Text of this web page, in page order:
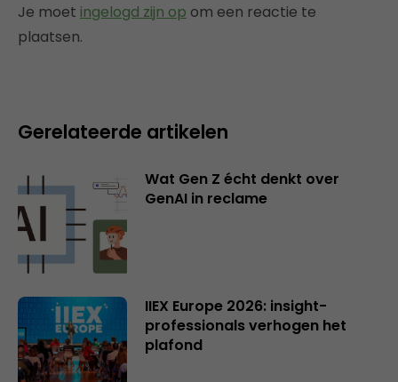
Je moet ingelogd zijn op om een reactie te
plaatsen.
Gerelateerde artikelen
Wat Gen Z écht denkt over
GenAI in reclame
IIEX Europe 2026: insight-
professionals verhogen het
plafond